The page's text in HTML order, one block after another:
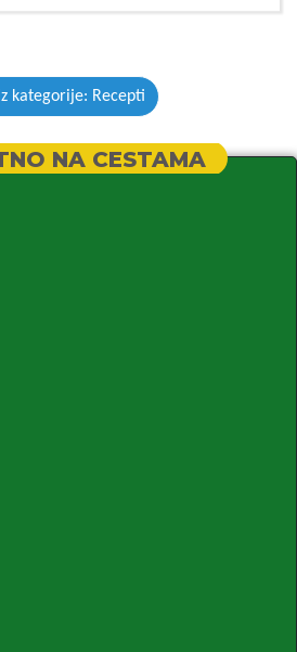
kategorije: Recepti
NA CESTAMA